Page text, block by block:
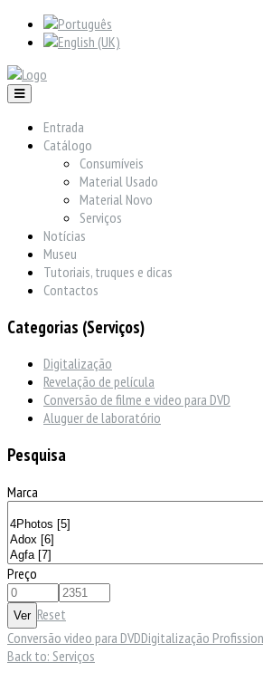
Entrada
Catálogo
Consumíveis
Material Usado
Material Novo
Serviços
Notícias
Museu
Tutoriais, truques e dicas
Contactos
Categorias (Serviços)
Digitalização
Revelação de película
Conversão de filme e video para DVD
Aluguer de laboratório
Pesquisa
Marca
Preço
Reset
Conversão video para DVDDigitalização
Back to: Serviços